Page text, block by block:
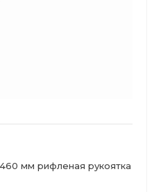
мм рифленая рукоятка